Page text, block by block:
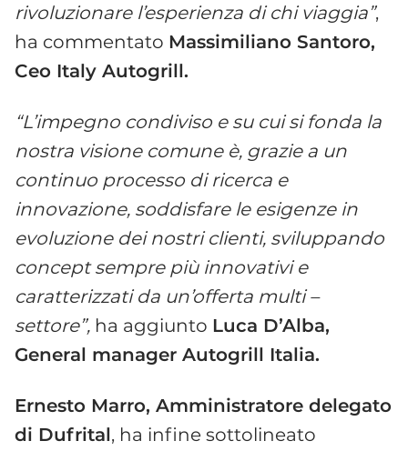
rivoluzionare l’esperienza di chi viaggia”,
ha commentato Massimiliano Santoro,
Ceo Italy Autogrill.
“L’impegno condiviso e su cui si fonda la
nostra visione comune è, grazie a un
continuo processo di ricerca e
innovazione, soddisfare le esigenze in
evoluzione dei nostri clienti, sviluppando
concept sempre più innovativi e
caratterizzati da un’offerta multi –
settore”, ha aggiunto Luca D’Alba,
General manager Autogrill Italia.
Ernesto Marro, Amministratore delegato
di Dufrital, ha infine sottolineato